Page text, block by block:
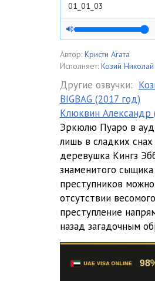
01_01_03
01_01_04
01_01_05
01_01_07
01_01_08
01_01_09
01_01_10
01.Убийство Роджера
01_01_01
01_01_02
Автор: Кристи Агата
Исполняет: Козий Николай
Другие озвучки:
BIGBAG (2017 год)
Клюквин Александр
Эркюлю Пуаро в
лишь в сладких
деревушка Кингз
знаменитого
преступников
отсутствии
преступление
назад загадочным